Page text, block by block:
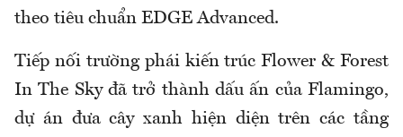
theo tiêu chuẩn EDGE Advanced.
Tiếp nối trường phái kiến trúc Flower & Forest
In The Sky đã trở thành dấu ấn của Flamingo,
dự án đưa cây xanh hiện diện trên các tầng